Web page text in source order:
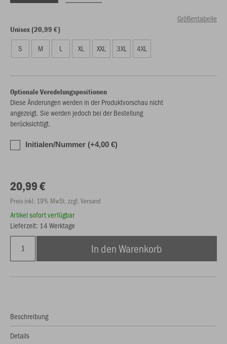
Größentabelle
Unisex (20,99 €)
S M L XL XXL 3XL 4XL
Optionale Veredelungspositionen
Diese Änderungen werden in der Produktvorschau nicht
angezeigt. Sie werden jedoch bei der Bestellung
berücksichtigt.
Initialen/Nummer (+4,00 €)
20,99 €
Preis inkl. 19% MwSt. zzgl. Versand
Artikel sofort verfügbar
Lieferzeit: 14 Werktage
In den Warenkorb
Beschreibung
Details